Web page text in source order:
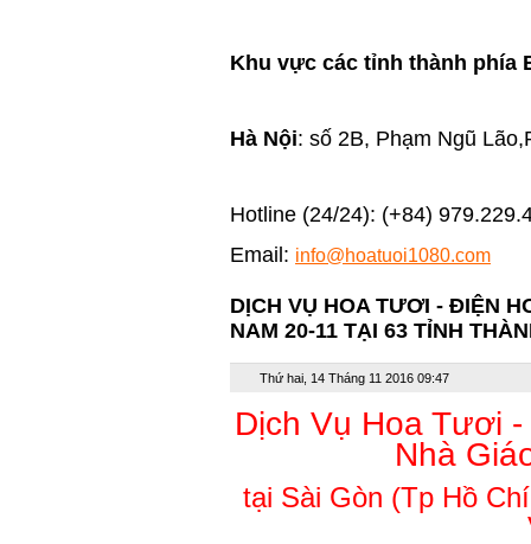
Khu vực các tỉnh thành phía
Hà Nội: số 2B, Phạm Ngũ
Hotline (24/24): (+84)
Email: info@hoatuoi1080.com
DỊCH VỤ HOA TƯƠI - ĐIỆN
NAM 20-11 TẠI 63 TỈNH
Thứ hai, 14 Tháng 11 2016 09:47
Dịch Vụ Hoa Tươi
Nhà
tại Sài Gòn (Tp Hồ